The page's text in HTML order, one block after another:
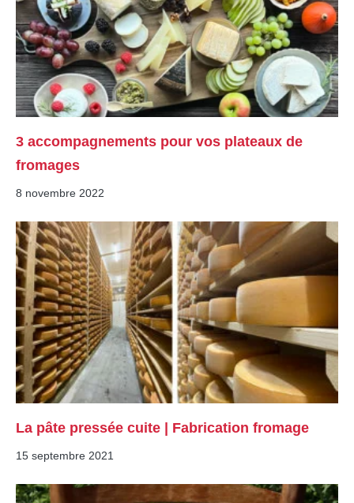
3 accompagnements pour vos plateaux de
fromages
8 novembre 2022
La pâte pressée cuite | Fabrication fromage
15 septembre 2021